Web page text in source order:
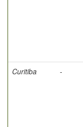
Curitiba
-